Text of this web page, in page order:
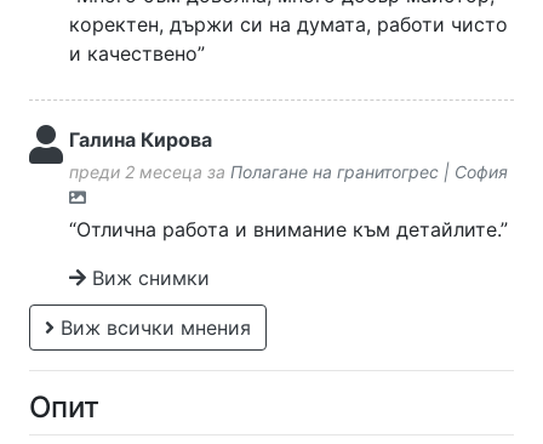
коректен, държи си на думата, работи чисто
и качествено”
Галина Кирова
преди 2 месеца за Полагане на гранитогрес | София
“Отлична работа и внимание към детайлите.”
Виж снимки
Виж всички мнения
Опит